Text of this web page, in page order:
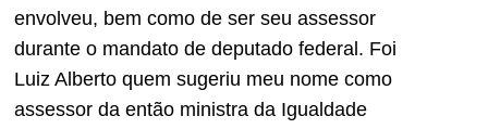
envolveu, bem como de ser seu assessor
durante o mandato de deputado federal. Foi
Luiz Alberto quem sugeriu meu nome como
assessor da então ministra da Igualdade